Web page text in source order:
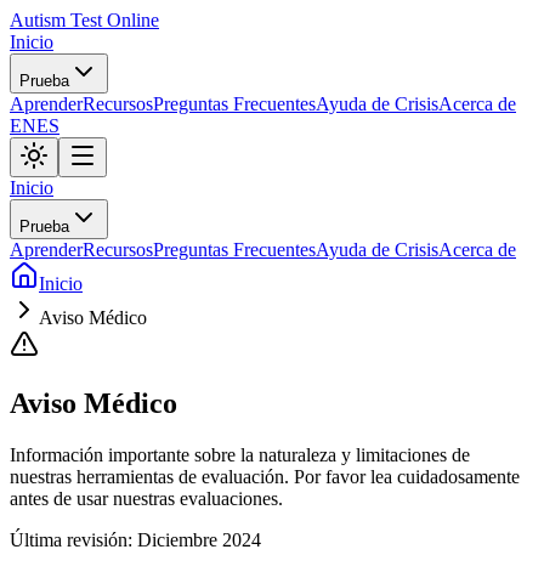
Autism Test Online
Inicio
Prueba
AprenderRecursosPreguntas FrecuentesAyuda de CrisisAcerca de
ENES
Inicio
Prueba
AprenderRecursosPreguntas FrecuentesAyuda de CrisisAcerca de
Inicio
Aviso Médico
Aviso Médico
Información importante sobre la naturaleza y limitaciones de
nuestras herramientas de evaluación. Por favor lea cuidadosamente
antes de usar nuestras evaluaciones.
Última revisión: Diciembre 2024